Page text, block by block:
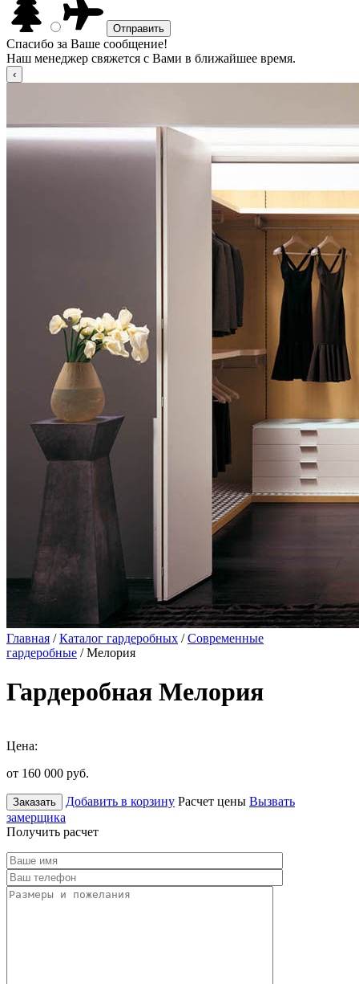
Спасибо за Ваше сообщение!
Наш менеджер свяжется с Вами в ближайшее время.
Главная /Каталог гардеробных /Современные
гардеробные / Мелория
Гардеробная Мелория
Цена:
от 160 000 руб.
Заказать Добавить в корзину Расчет цены Вызвать
замерщика
Получить расчет